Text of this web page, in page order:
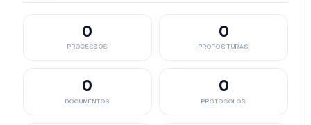
0
PROCESSOS
0
PROPOSITURAS
0
DOCUMENTOS
0
PROTOCOLOS